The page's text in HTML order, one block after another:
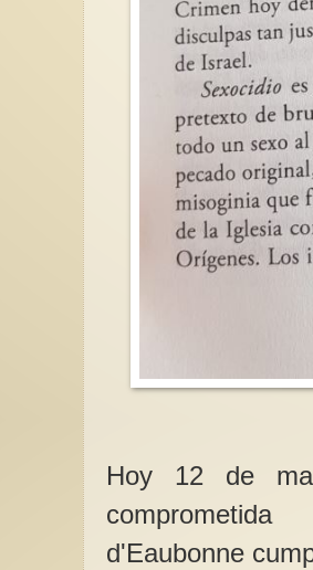
Hoy 12 de
d'Eaubonne